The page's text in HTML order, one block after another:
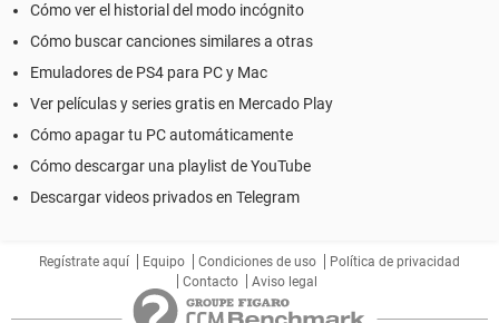
Cómo ver el historial del modo incógnito
Cómo buscar canciones similares a otras
Emuladores de PS4 para PC y Mac
Ver películas y series gratis en Mercado Play
Cómo apagar tu PC automáticamente
Cómo descargar una playlist de YouTube
Descargar videos privados en Telegram
Regístrate aquí Equipo Condiciones de uso
Política de privacidad
Contacto
Aviso legal